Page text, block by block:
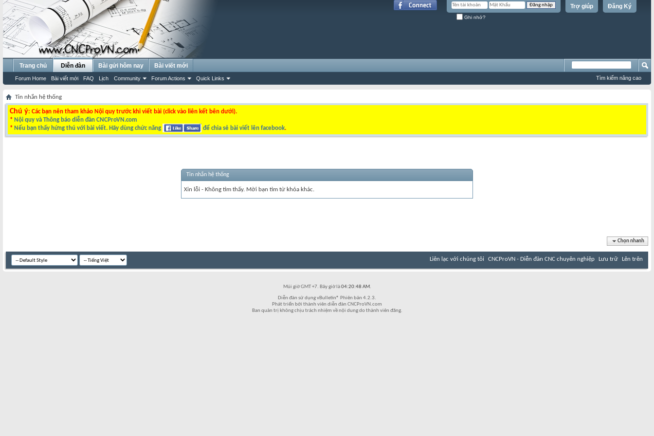
Đăng Ký
Trợ giúp
Ghi nhớ?
Trang chủ Diễn đàn
Forum Home Bài viết mới FAQ Lịch Community Forum Actions Quick Links
Bài gửi hôm nay Bài viết mới
Tìm kiếm nâng cao
Tin nhắn hệ thống
Chú ý: Các bạn nên tham khảo Nội quy trước khi viết bài (click vào liên kết bên dưới).
* Nội quy và Thông báo diễn đàn CNCProVN.com
* Nếu bạn thấy hứng thú với bài viết. Hãy dùng chức năng để chia sẻ bài viết lên facebook.
Tin nhắn hệ thống
Xin lỗi - Không tìm thấy. Mời bạn tìm từ khóa khác.
Chọn nhanh
Liên lạc với chúng tôi CNCProVN - Diễn đàn CNC chuyên nghiệp Lưu trữ Lên trên
Múi giờ GMT +7. Bây giờ là04:20:48 AM.
Diễn đàn sử dụng vBulletin® Phiên bản 4.2.3.
Phát triển bởi thành viên diễn đàn CNCProVN.com
Ban quản trị không chịu trách nhiệm về nội dung do thành viên đăng.